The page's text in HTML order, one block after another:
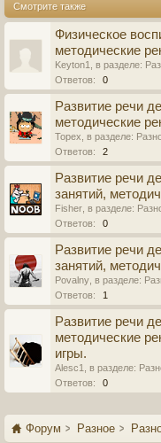
Смотрите также
Физическое
методические
Keyton1 , в разделе:
Ответов:
0
Развитие речи
методические
Topex , в разделе:
Ответов:
2
Развитие речи
занятий,
Fisher , в разделе:
Ответов:
0
Развитие речи
занятий,
Povalny , в разделе:
Ответов:
1
Развитие речи
методические
игры.
Alesc1 , в разделе:
Ответов:
0
Форум Разное